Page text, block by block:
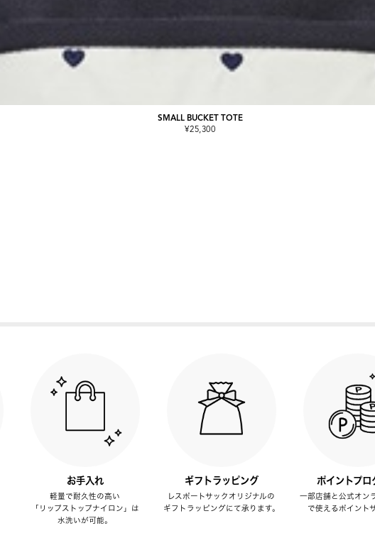
SMALL BUCKET TOTE
¥25,300
お手入れ
軽量で耐久性の高い
「リップストップナイロン」は
水洗いが可能。
ギフトラッピング
レスポートサックオリジナルの
ギフトラッピングにて承ります。
ポイントプロ
一部店舗と公式オン
で使えるポイント